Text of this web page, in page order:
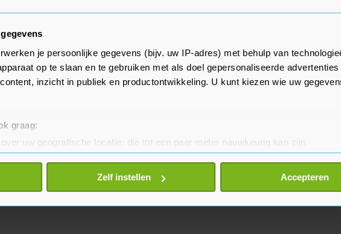
je persoonlijke gegevens (bijv. uw IP-adres) met behulp van
op te slaan en te gebruiken met als doel gepersonaliseerde advertenties
inzicht in publiek en productontwikkeling. U kunt kiezen wie uw
graag:
uw geografische locatie, die tot een paar meter nauwkeurig kan zijn
door het actief te scannen op specifieke eigenschappen (fingerprinting)
gegevens worden verwerkt en stel uw voorkeuren in het
detailgedeelte
of intrekken in de Cookieverklaring.
Zelf instellen Accepteren